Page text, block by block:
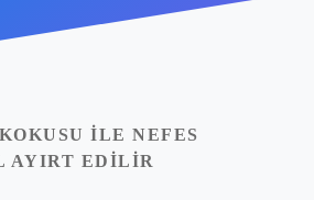
ILE NEFES
AYIRT EDILIR